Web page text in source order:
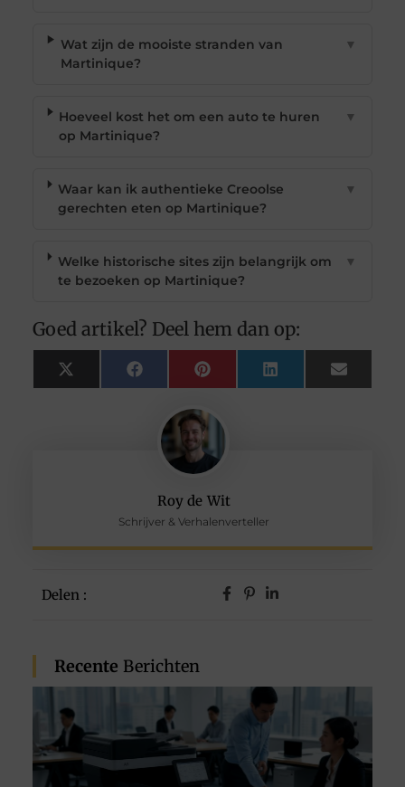
Roy de Wit
Schrijver & Verhalenverteller
Delen :
Recente Berichten
Wat zijn de mooiste stranden van
Martinique?
▼
Hoeveel kost het om een auto te huren
op Martinique?
▼
Waar kan ik authentieke Creoolse
gerechten eten op Martinique?
▼
Welke historische sites zijn belangrijk om
te bezoeken op Martinique?
▼
Goed artikel? Deel hem dan op:
X
(Twitter)
FacebookPinterest LinkedIn Email